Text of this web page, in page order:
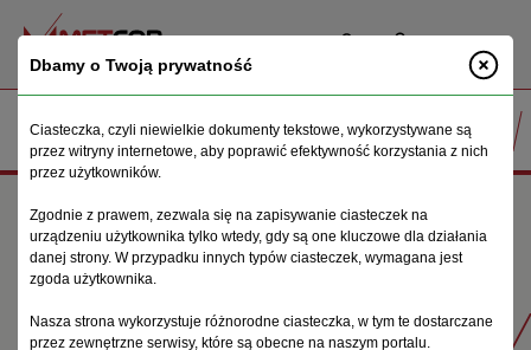
PL
Przecinarki taśmowe Przecinarka taśmowa METCOR HBS260
Produkty
Dbamy o Twoją prywatność
Ciasteczka, czyli niewielkie dokumenty tekstowe, wykorzystywane są
przez witryny internetowe, aby poprawić efektywność korzystania z nich
przez użytkowników.
Zgodnie z prawem, zezwala się na zapisywanie ciasteczek na
urządzeniu użytkownika tylko wtedy, gdy są one kluczowe dla działania
danej strony. W przypadku innych typów ciasteczek, wymagana jest
zgoda użytkownika.
Nasza strona wykorzystuje różnorodne ciasteczka, w tym te dostarczane
przez zewnętrzne serwisy, które są obecne na naszym portalu.